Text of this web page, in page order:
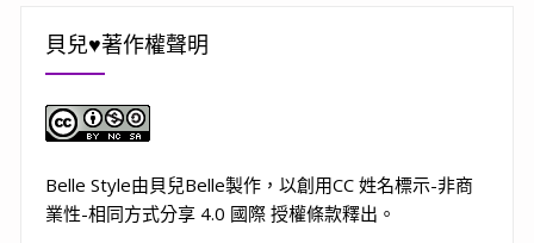
貝兒♥著作權聲明
Belle Style由貝兒Belle製作，以創用CC 姓名標示-非商
業性-相同方式分享 4.0 國際 授權條款釋出。